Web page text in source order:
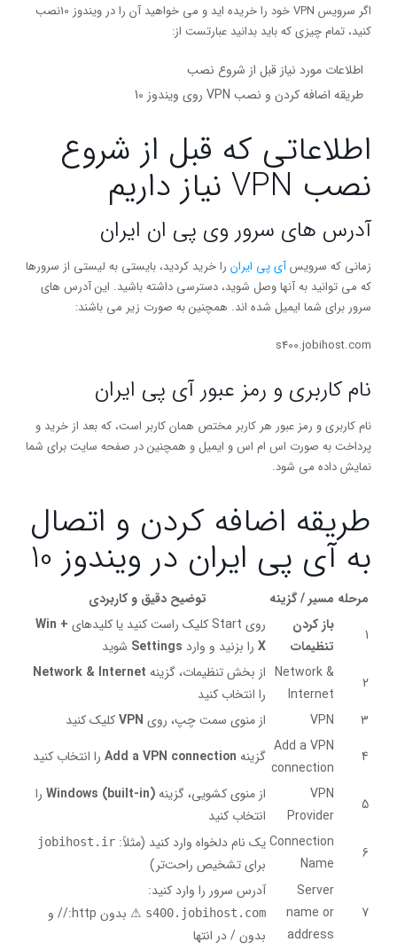
اگر سرویس VPN خود را خریده اید و می خواهید آن را در ویندوز 10نصب
کنید، تمام چیزی که باید بدانید عبارتست از:
اطلاعات مورد نیاز قبل از شروع نصب
طریقه اضافه کردن و نصب VPN روی ویندوز 10
اطلاعاتی که قبل از شروع
نصب VPN نیاز داریم
آدرس های سرور وی پی ان ایران
زمانی که سرویسآی پی ایرانرا خرید کردید، بایستی به لیستی از سرورها
که می توانید به آنها وصل شوید، دسترسی داشته باشید. این آدرس های
سرور برای شما ایمیل شده اند. همچنین به صورت زیر می باشند:
s400.jobihost.com
نام کاربری و رمز عبور آی پی ایران
نام کاربری و رمز عبور هر کاربر مختص همان کاربر است، که بعد از خرید و
پرداخت به صورت اس ام اس و ایمیل و همچنین در صفحه سایت برای شما
نمایش داده می شود.
طریقه اضافه کردن و اتصال
به آی پی ایران در ویندوز 10
مرحله مسیر / گزینه
توضیح دقیق و کاربردی
1
باز کردن
تنظیمات
روی Start کلیک راست کنید یا کلیدهای
Win +
Xرا بزنید و وارد Settings شوید
2
Network &
Internet
از بخش تنظیمات، گزینه Network & Internet
را انتخاب کنید
3
VPN از منوی سمت چپ، روی VPNکلیک کنید
4
Add a VPN
connection
گزینه Add a VPN connectionرا انتخاب کنید
5
VPN
Provider
از منوی کشویی، گزینهWindows (built-in)را
انتخاب کنید
6
Connection
Name
یک نام دلخواه وارد کنید (مثلاً: jobihost.ir
برای تشخیص راحت‌تر)
7
Server
name or
address
آدرس سرور را وارد کنید:
s400.jobihost.com
⚠ بدون http:// و
بدون / در انتها